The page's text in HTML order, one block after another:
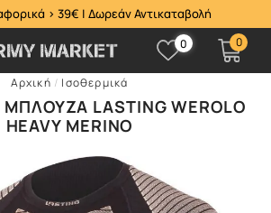
> 39€ | Δωρεάν Αντικαταβολή
0 0
Αρχική / Ισοθερμικά
LASTING WEROLO
HEAVY MERINO